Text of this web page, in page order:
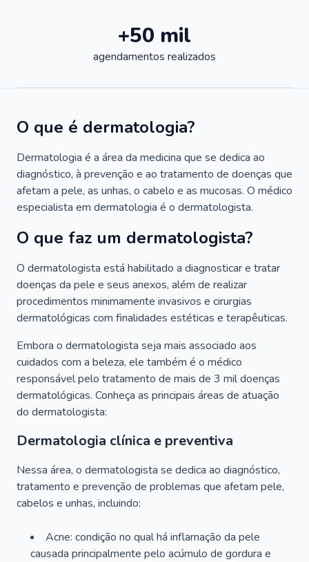
+50 mil
agendamentos realizados
O que é dermatologia?
Dermatologia é a área da medicina que se dedica ao
diagnóstico, à prevenção e ao tratamento de doenças que
afetam a pele, as unhas, o cabelo e as mucosas. O médico
especialista em dermatologia é o dermatologista.
O que faz um dermatologista?
O dermatologista está habilitado a diagnosticar e tratar
doenças da pele e seus anexos, além de realizar
procedimentos minimamente invasivos e cirurgias
dermatológicas com finalidades estéticas e terapêuticas.
Embora o dermatologista seja mais associado aos
cuidados com a beleza, ele também é o médico
responsável pelo tratamento de mais de 3 mil doenças
dermatológicas. Conheça as principais áreas de atuação
do dermatologista:
Dermatologia clínica e preventiva
Nessa área, o dermatologista se dedica ao diagnóstico,
tratamento e prevenção de problemas que afetam pele,
cabelos e unhas, incluindo:
Acne: condição no qual há inflamação da pele
causada principalmente pelo acúmulo de gordura e